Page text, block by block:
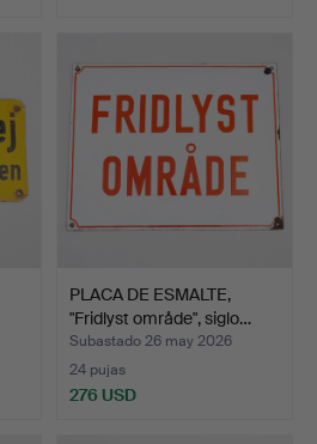
PLACA DE ESMALTE,
"Fridlyst område", siglo…
Subastado 26 may 2026
24 pujas
276 USD